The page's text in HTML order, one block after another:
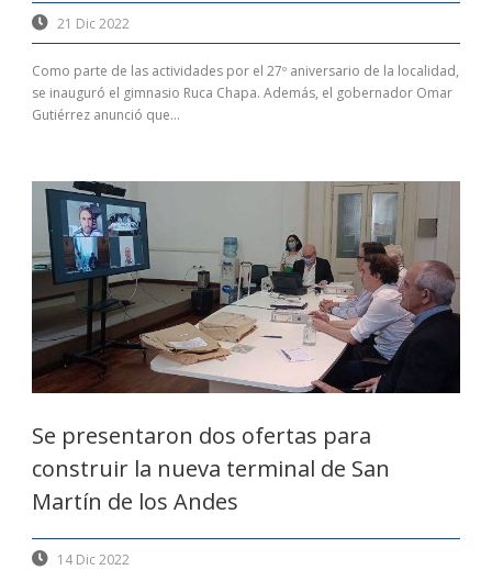
21 Dic 2022
Como parte de las actividades por el 27º aniversario de la localidad,
se inauguró el gimnasio Ruca Chapa. Además, el gobernador Omar
Gutiérrez anunció que...
Se presentaron dos ofertas para
construir la nueva terminal de San
Martín de los Andes
14 Dic 2022